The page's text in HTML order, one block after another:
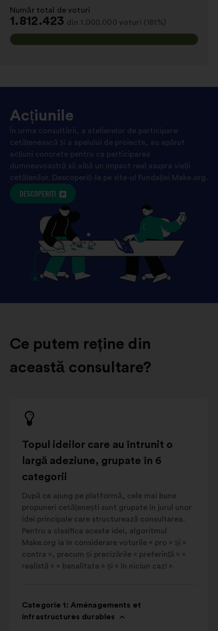
Număr total de voturi
:
1.812.423 din 1.000.000 voturi (181%)
Acțiunile
În urma consultării, a atelierelor de participare
cetățenească și a apelului de proiecte, au apărut
acțiuni concrete pentru ca participarea
dumneavoastră să aibă un impact real asupra vieții
cetățenilor. Descoperiți-le pe site-ul Fundației Make.org.
DESCOPERIȚI
Ce putem reține din
această consultare?
Topul ideilor care au întrunit o
largă adeziune, grupate în 6
categorii
După ce ajung pe platformă, cele mai bune
propuneri cetățenești sunt grupate în jurul unor
idei principale care structurează consultarea.
Pentru a clasifica aceste idei, algoritmul
Make.org ia în considerare voturile « pro » și «
contra », precum și precizările « preferință » «
realistă » « banalitate » și « în niciun caz! ».
Categorie 1: Aménagements et
infrastructures durables